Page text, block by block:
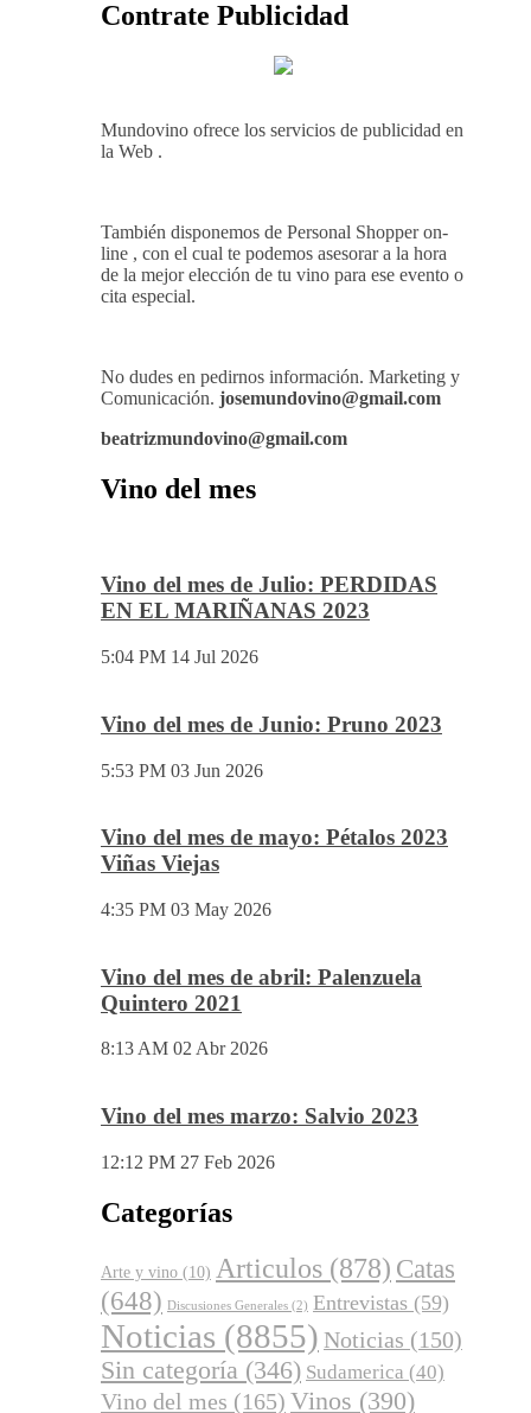
Contrate Publicidad
Mundovino ofrece los servicios de publicidad en
la Web .
También disponemos de Personal Shopper on-
line , con el cual te podemos asesorar a la hora
de la mejor elección de tu vino para ese evento o
cita especial.
No dudes en pedirnos información. Marketing y
Comunicación. josemundovino@gmail.com
beatrizmundovino@gmail.com
Vino del mes
Vino del mes de Julio: PERDIDAS
EN EL MARIÑANAS 2023
5:04 PM 14 Jul 2026
Vino del mes de Junio: Pruno 2023
5:53 PM 03 Jun 2026
Vino del mes de mayo: Pétalos 2023
Viñas Viejas
4:35 PM 03 May 2026
Vino del mes de abril: Palenzuela
Quintero 2021
8:13 AM 02 Abr 2026
Vino del mes marzo: Salvio 2023
12:12 PM 27 Feb 2026
Categorías
Arte y vino (10) Articulos (878) Catas
(648) Discusiones Generales (2) Entrevistas (59)
Noticias (8855) Noticias (150)
Sin categoría (346) Sudamerica (40)
Vino del mes (165) Vinos (390)